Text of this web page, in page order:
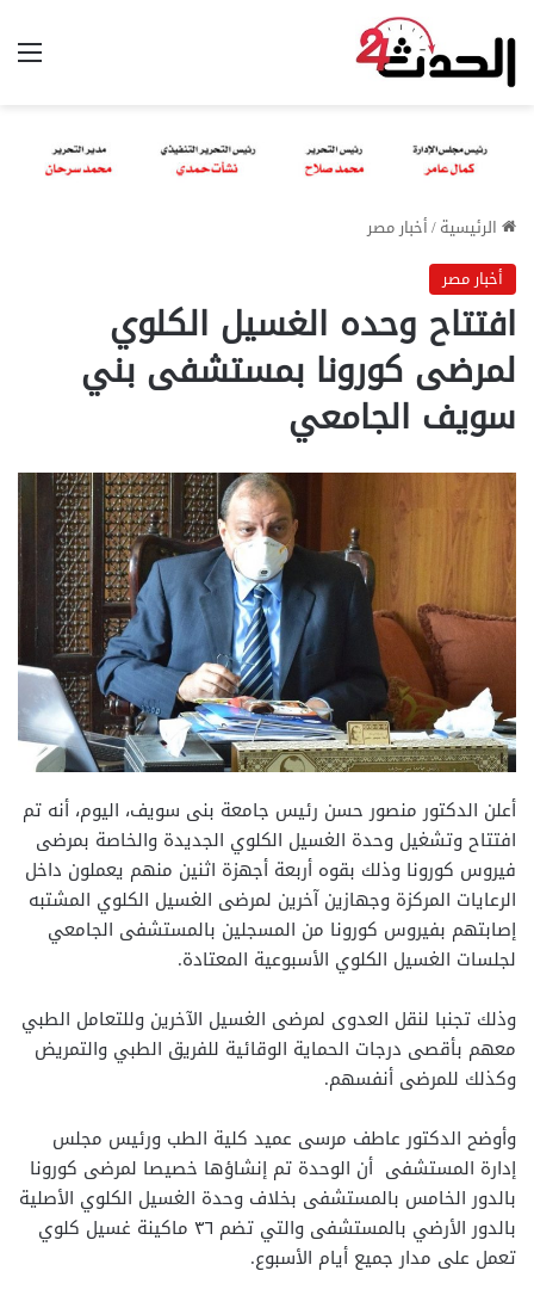
الرئيسية/أخبار مصر
أخبار مصر
افتتاح وحده الغسيل الكلوي
لمرضى كورونا بمستشفى بني
سويف الجامعي
أعلن الدكتور منصور حسن رئيس جامعة بنى سويف، اليوم، أنه تم
افتتاح وتشغيل وحدة الغسيل الكلوي الجديدة والخاصة بمرضى
فيروس كورونا وذلك بقوه أربعة أجهزة اثنين منهم يعملون داخل
الرعايات المركزة وجهازين آخرين لمرضى الغسيل الكلوي المشتبه
إصابتهم بفيروس كورونا من المسجلين بالمستشفى الجامعي
لجلسات الغسيل الكلوي الأسبوعية المعتادة.
وذلك تجنبا لنقل العدوى لمرضى الغسيل الآخرين وللتعامل الطبي
معهم بأقصى درجات الحماية الوقائية للفريق الطبي والتمريض
وكذلك للمرضى أنفسهم.
وأوضح الدكتور عاطف مرسى عميد كلية الطب ورئيس مجلس
إدارة المستشفى أن الوحدة تم إنشاؤها خصيصا لمرضى كورونا
بالدور الخامس بالمستشفى بخلاف وحدة الغسيل الكلوي الأصلية
بالدور الأرضي بالمستشفى والتي تضم ٣٦ ماكينة غسيل كلوي
تعمل على مدار جميع أيام الأسبوع.